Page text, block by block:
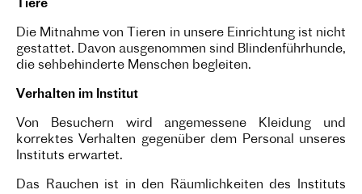
Tiere
Die Mitnahme von Tieren in unsere Einrichtung ist nicht
gestattet. Davon ausgenommen sind Blindenführhunde,
die sehbehinderte Menschen begleiten.
Verhalten im Institut
Von Besuchern wird angemessene Kleidung und
korrektes Verhalten gegenüber dem Personal unseres
Instituts erwartet.
Das Rauchen ist in den Räumlichkeiten des Instituts